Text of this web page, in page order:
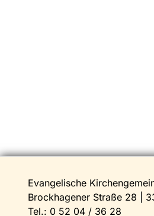
Evangelische
Brockhagener Straße 28 |
Tel.: 0 52 04 / 36 28